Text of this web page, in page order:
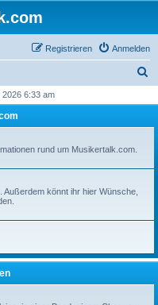
Anmelden
Registrieren
h
2026 6:33 am
rund um Musikertalk.com.
könnt ihr hier Wünsche,